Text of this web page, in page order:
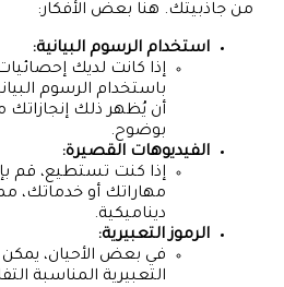
من جاذبيتك. هنا بعض الأفكار:
استخدام الرسوم البيانية:
إذا كانت لديك
باستخدام الرسوم
أن يُظهر ذلك إنجازاتك
بوضوح.
الفيديوهات القصيرة:
إذا كنت تستطيع، قم
مهاراتك أو خدماتك،
ديناميكية.
الرموز التعبيرية:
في بعض الأحيان،
التعبيرية المناسبة